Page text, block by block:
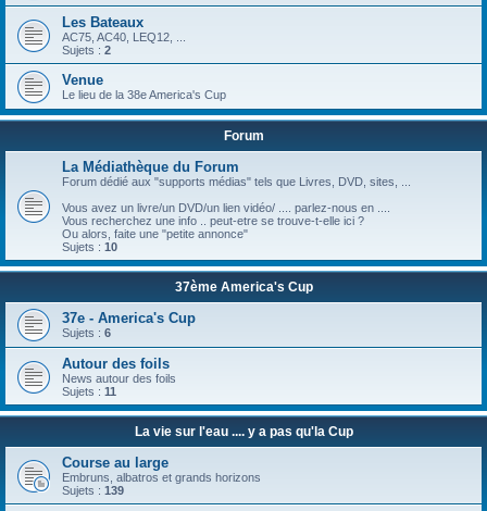
Les Bateaux
AC75, AC40, LEQ12, ...
Sujets : 2
Venue
Le lieu de la 38e America's Cup
Forum
La Médiathèque du Forum
Forum dédié aux "supports médias" tels que Livres, DVD, sites, ...
Vous avez un livre/un DVD/un lien vidéo/ .... parlez-nous en ....
Vous recherchez une info .. peut-etre se trouve-t-elle ici ?
Ou alors, faite une "petite annonce"
Sujets : 10
37ème America's Cup
37e - America's Cup
Sujets : 6
Autour des foils
News autour des foils
Sujets : 11
La vie sur l'eau .... y a pas qu'la Cup
Course au large
Embruns, albatros et grands horizons
Sujets : 139